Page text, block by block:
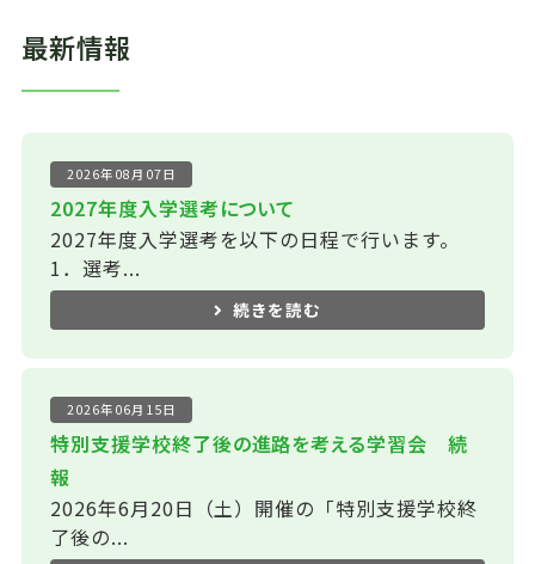
最新情報
2026年08月07日
2027年度入学選考について
2027年度入学選考を以下の日程で行います。
1．選考...
続きを読む
2026年06月15日
特別支援学校終了後の進路を考える学習会 続
報
2026年6月20日（土）開催の「特別支援学校終
了後の...